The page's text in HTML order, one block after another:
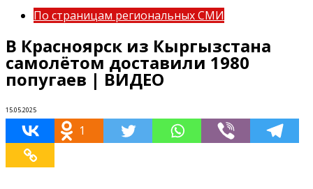
По страницам региональных СМИ
В Красноярск из Кыргызстана
самолётом доставили 1980
попугаев | ВИДЕО
15.05.2025
1